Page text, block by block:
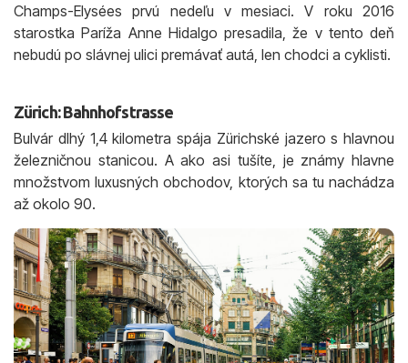
Champs-Elysées prvú nedeľu v mesiaci. V roku 2016
starostka Paríža Anne Hidalgo presadila, že v tento deň
nebudú po slávnej ulici premávať autá, len chodci a cyklisti.
Zürich: Bahnhofstrasse
Bulvár dlhý 1,4 kilometra spája Zürichské jazero s hlavnou
železničnou stanicou. A ako asi tušíte, je známy hlavne
množstvom luxusných obchodov, ktorých sa tu nachádza
až okolo 90.